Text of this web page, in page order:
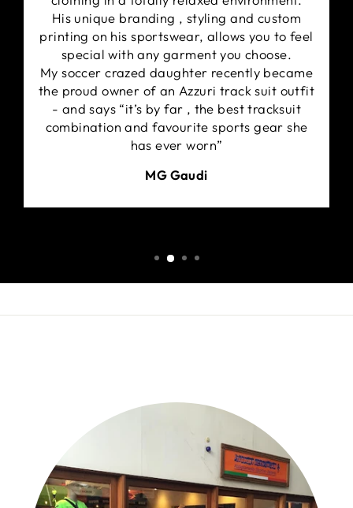
Verpassen Sie nicht die Chance, die Magie der
Weltmeisterschaft 1994 wiederzuerleben und Ihre
Trikotsammlung mit Ihrer eigenen Replika des Italien
Heimtrikots von 1994 zu bereichern. Feiern Sie die
glorreichen Tage und zeigen Sie Ihre Verbundenheit
mit dem Erbe des italienischen Fußballs.
His unique branding , styling and custom
printing on his sportswear, allows you to feel
special with any garment you choose.
My soccer crazed daughter recently became
the proud owner of an Azzuri track suit outfit
- and says “it’s by far , the best tracksuit
combination and favourite sports gear she
has ever worn”
MG Gaudi